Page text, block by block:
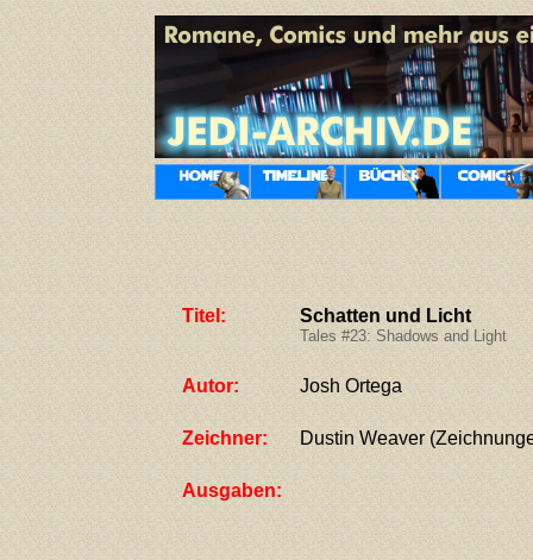
Titel: Schatten und Licht
Tales #23: Shadows and Light
Autor: Josh Ortega
Zeichner: Dustin Weaver
Ausgaben: